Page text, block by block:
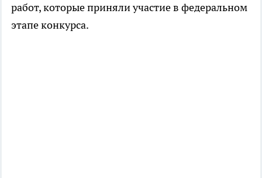
работ, которые приняли участие в федеральном
этапе конкурса.